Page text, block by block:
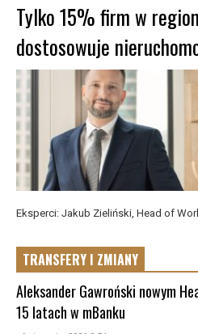
Tylko 15% firm w
dostosowuje
Eksperci: Jakub Zieliński, Head of
TRANSFERY I ZMIANY
Aleksander Gawroński nowym
15 latach w mBanku